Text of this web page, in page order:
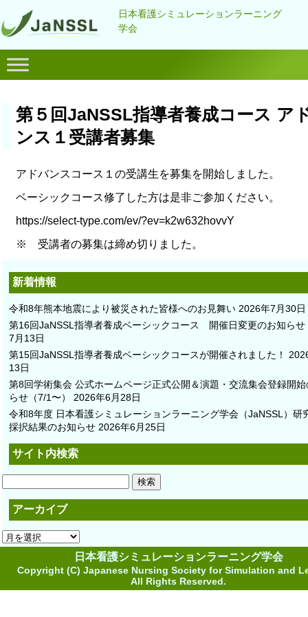
日本看護シミュレーションラーニング
学会
第５回JaNSSL指導者養成コース ア
ンス１受講者募集
アドバンスコース１の受講生を募集を開始しました。
ベーシックコース修了した方は是非ご参加ください。
https://select-type.com/ev/?ev=k2w632hovvY
※ 受講者の募集は締め切りました。
新着情報
令和8年熊本地震により被災された皆様へのお見舞い 2026年7月30日
第16回JaNSSL指導者養成ベーシックコース 開催日変更のお知らせ
7月13日
第15回JaNSSL指導者養成ベーシックコースが開催されました！
13日
第8回学術集会 公式ホームページ正式公開＆演題・交流集会登録開
らせ（7/1〜）
2026年6月28日
令和8年度 日本看護シミュレーションラーニング学会（JaNSSL）研
採択結果のお知らせ 2026年6月25日
サイト内検索
アーカイブ
ア
ー
ブ
日本看護シミュレーションラーニング学会
Copyright (C) Japanese Nursing Society for Simulation and
All Rights Reserved.